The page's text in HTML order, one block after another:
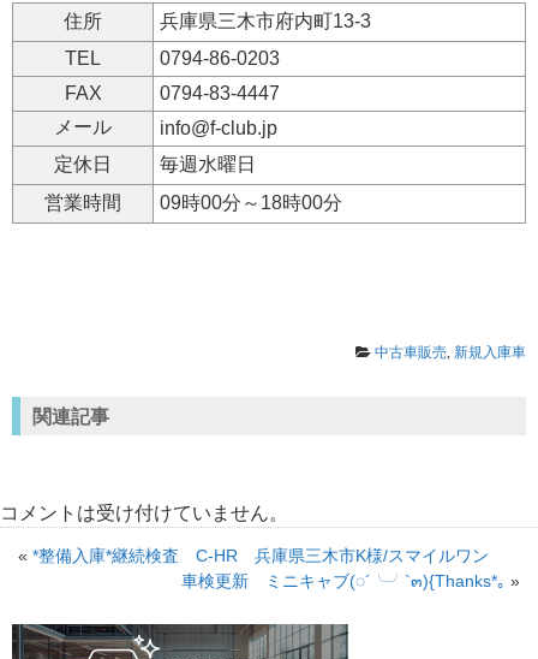
住所
兵庫県三木市府内町13-3
TEL
0794-86-0203
FAX
0794-83-4447
メール
info@f-club.jp
定休日
毎週水曜日
営業時間
09時00分～18時00分
中古車販売 新規入庫車
関連記事
コメントは受け付けていません。
« *整備入庫*継続検査 C-HR 兵庫県三木市K様/スマイルワン
車検更新 ミニキャブ(◌´╰╯`๓){Thanks*｡ »